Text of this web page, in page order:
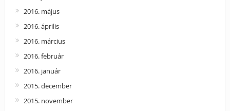
2016. május
2016. április
2016. március
2016. február
2016. január
2015. december
2015. november